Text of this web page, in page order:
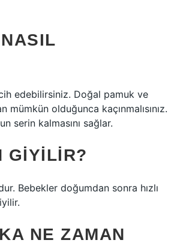
edebilirsiniz. Doğal pamuk ve
olduğunca kaçınmalısınız.
serin kalmasını sağlar.
GIYILIR?
Bebekler doğumdan sonra hızlı
NE ZAMAN